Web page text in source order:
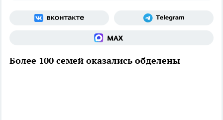
Более 100 семей оказались обделены